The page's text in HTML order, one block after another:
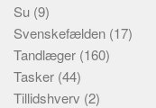
Su (9)
Svenskefælden (17)
Tandlæger (160)
Tasker (44)
Tillidshverv (2)